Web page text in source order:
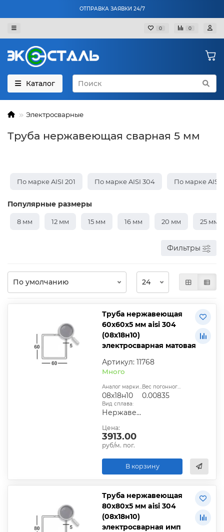
ОТПРАВКА ЗАЯВКИ 24/7
0 0
Каталог
Электросварные
Труба нержавеющая сварная 5 мм
По марке AISI 201 По марке AISI 304 По марке AISI
Популярные размеры
8 мм 12 мм 15 мм 16 мм 20 мм 25 мм
Фильтры
Труба нержавеющая
60х60х5 мм aisi 304
(08х18н10)
электросварная матовая
Артикул: 11768
Много
Аналог марки стали:
08х18н10
Вес погонного метра, т.:
0.00835
Вид сплава:
Нержавеющая сталь
Цена:
3913.00
руб/м. пог.
В корзину
Труба нержавеющая
80х80х5 мм aisi 304
(08х18н10)
электросварная имп